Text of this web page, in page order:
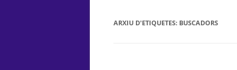
ARXIU D'ETIQUETES: BUSCADORS